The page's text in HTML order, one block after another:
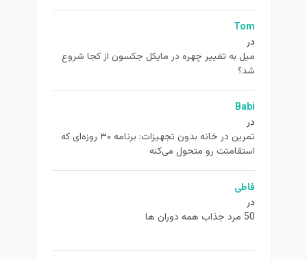
Tom
در
ميل به تغيير چهره در مایکل جکسون از كجا شروع
شد؟
Babi
در
تمرین در خانه بدون تجهیزات: برنامه ۳۰ روزه‌ای که
استقامتت رو متحول می‌کنه
فاطی
در
50 مرد جذاب همه دوران ها